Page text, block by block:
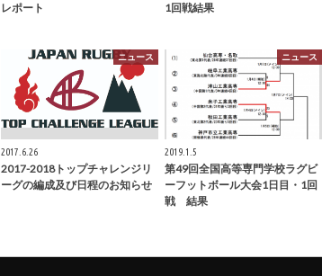
レポート
1回戦結果
ニュース
2017.6.26
2017-2018トップチャレンジリ
ーグの編成及び日程のお知らせ
ニュース
2019.1.5
第49回全国高等専門学校ラグビ
ーフットボール大会1日目・1回
戦 結果